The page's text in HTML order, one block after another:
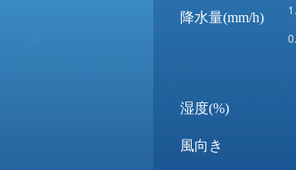
降水量(mm/h)
湿度(%)
風向き